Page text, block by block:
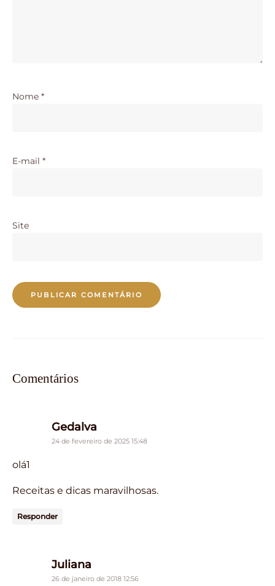
Nome *
E-mail *
Site
Comentários
Gedalva
24 de fevereiro de 2025 15:48
olá1
Receitas e dicas maravilhosas.
Responder
Juliana
26 de janeiro de 2018 12:56